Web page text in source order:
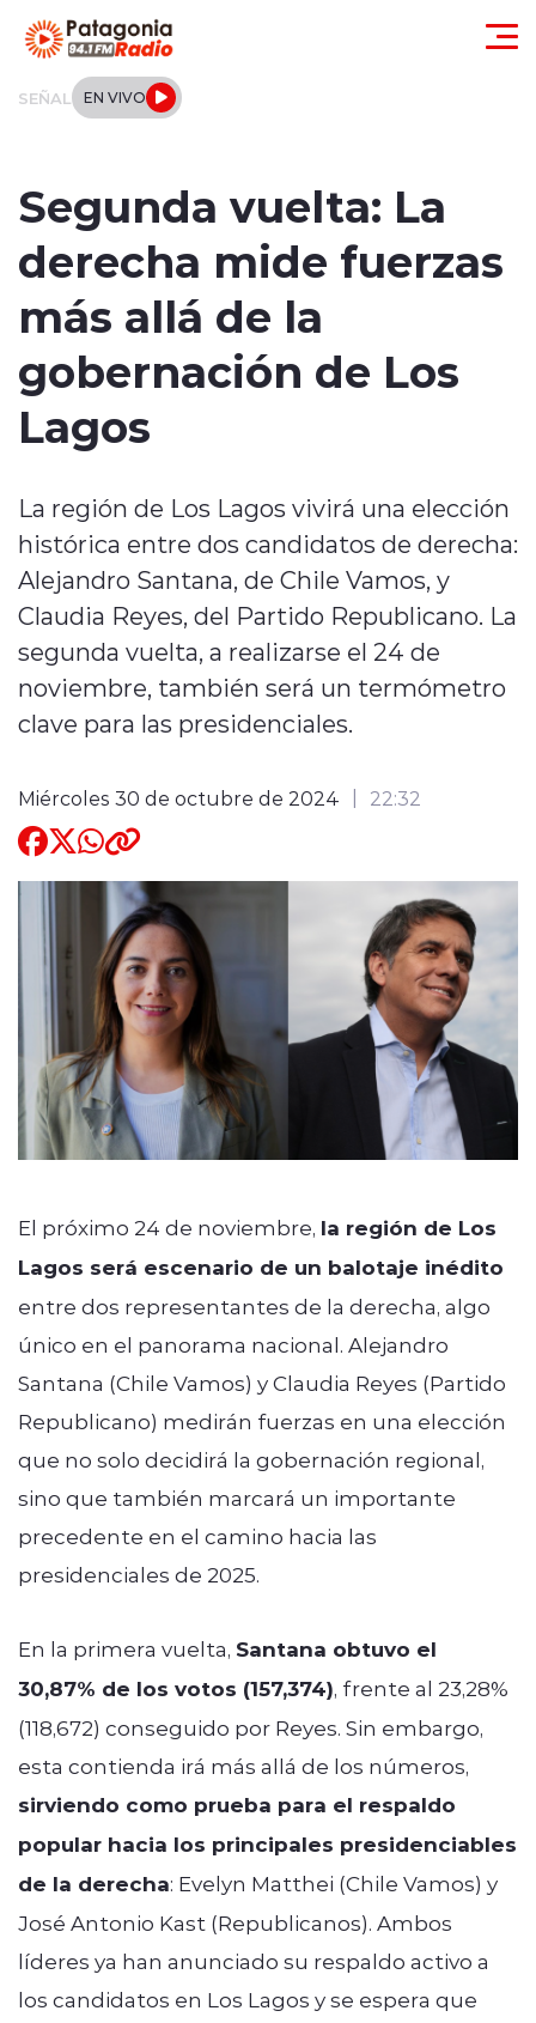
SEÑAL EN VIVO
Regionales
Tendencias
Entrevistas
Quienes Somos
Segunda vuelta: La
derecha mide fuerzas
más allá de la
gobernación de Los
Lagos
La región de Los Lagos vivirá una elección
histórica entre dos candidatos de derecha:
Alejandro Santana, de Chile Vamos, y
Claudia Reyes, del Partido Republicano. La
segunda vuelta, a realizarse el 24 de
noviembre, también será un termómetro
clave para las presidenciales.
Miércoles 30 de octubre de 2024 22:32
El próximo 24 de noviembre, la región de Los
Lagos será escenario de un balotaje inédito
entre dos representantes de la derecha, algo
único en el panorama nacional. Alejandro
Santana (Chile Vamos) y Claudia Reyes (Partido
Republicano) medirán fuerzas en una elección
que no solo decidirá la gobernación regional,
sino que también marcará un importante
precedente en el camino hacia las
presidenciales de 2025.
En la primera vuelta, Santana obtuvo el
30,87% de los votos (157,374), frente al 23,28%
(118,672) conseguido por Reyes. Sin embargo,
esta contienda irá más allá de los números,
sirviendo como prueba para el respaldo
popular hacia los principales presidenciables
de la derecha: Evelyn Matthei (Chile Vamos) y
José Antonio Kast (Republicanos). Ambos
líderes ya han anunciado su respaldo activo a
los candidatos en Los Lagos y se espera que